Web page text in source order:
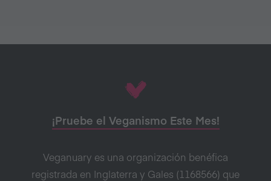
¡Pruebe el Veganismo Este Mes!
Veganuary es una organización benéfica
registrada en Inglaterra y Gales (1168566) que